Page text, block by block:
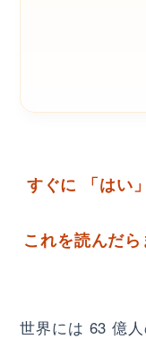
すぐに 「はい
これを読んだ
世界には 63 億